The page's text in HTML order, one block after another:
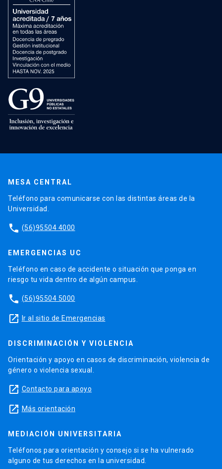
MESA CENTRAL
Teléfono para comunicarse con las distintas áreas de la
Universidad.
phone (56)95504 4000
EMERGENCIAS UC
Teléfono en caso de accidente o situación que ponga en
riesgo tu vida dentro de algún campus.
phone (56)95504 5000
launch Ir al sitio de Emergencias
DISCRIMINACIÓN Y VIOLENCIA
Orientación y apoyo en casos de discriminación, violencia de
género o violencia sexual.
launch Contacto para apoyo
launch Más orientación
MEDIACIÓN UNIVERSITARIA
Teléfonos para orientación y consejo si se ha vulnerado
alguno de tus derechos en la universidad.